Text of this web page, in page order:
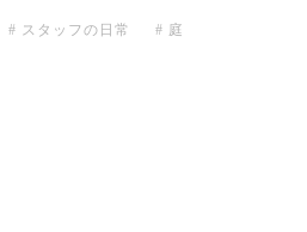
スタッフの日常 庭